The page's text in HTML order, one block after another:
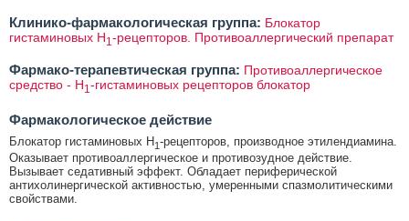
Клинико-фармакологическая группа: Блокатор
гистаминовых Н1 -рецепторов. Противоаллергический препарат
Фармако-терапевтическая группа: Противоаллергическое
средство - H1 -гистаминовых рецепторов блокатор
Фармакологическое действие
Блокатор гистаминовых H 1-рецепторов, производное этилендиамина.
Оказывает противоаллергическое и противозудное действие.
Вызывает седативный эффект. Обладает периферической
антихолинергической активностью, умеренными спазмолитическими
свойствами.